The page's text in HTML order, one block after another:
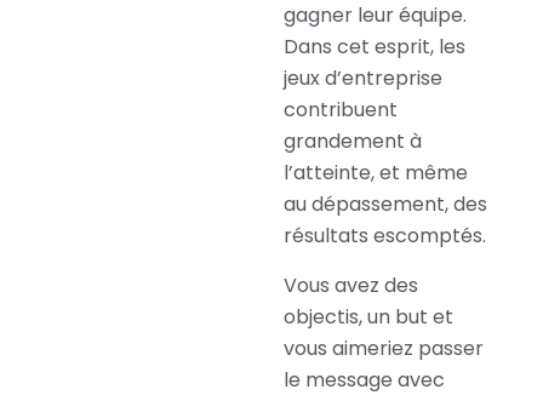
gagner leur équipe.
Dans cet esprit, les
jeux d’entreprise
contribuent
grandement à
l’atteinte, et même
au dépassement, des
résultats escomptés.
Vous avez des
objectis, un but et
vous aimeriez passer
le message avec